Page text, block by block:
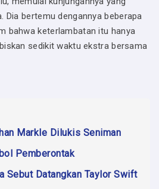
Dia bertemu dengannya beberapa
bahwa keterlambatan itu hanya
sedikit waktu ekstra bersama
Markle Dilukis Seniman
Pemberontak
Sebut Datangkan Taylor Swift